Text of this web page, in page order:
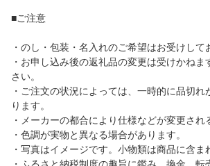
■ご注意
・のし・包装・名入れのご希望はお受けして
・お申し込み後の返礼品の変更は受けかね
さい。
・ご注文の状況によっては、一時的に品切れ
ります。
・メーカーの都合により仕様などが変更され
・色調が実物と異なる場合があります。
・写真はイメージです。小物類は商品に含ま